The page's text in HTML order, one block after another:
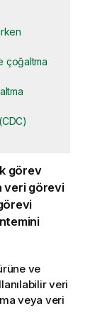
çoğaltma
görev
veri görevi
ve
veri
veya veri